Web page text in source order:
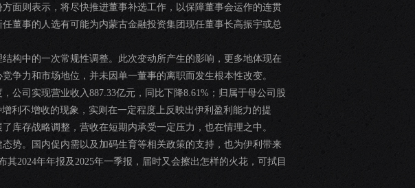
面则表示，将尽快推进董事补选工作，以保障董事会运作的连贯
董事的人选有可能为内蒙古金融投资集团现任董事长高振宇或总
构中的一次常规性调整。此次变动所产生的影响，更多地体现在
争力和市场地位，并未因单一董事的离职而发生根本性改变。
公司实现营业收入887.33亿元，同比下降8.61%；归属于母公司股
利不增收的现象，实则在一定程度上反映出伊利盈利能力的提
库存战略调整，营收在短期内承受一定压力，也在情理之中。
势。国内促内需以及加码生育等相关政策的支持，也为伊利带来
2024年年报及2025年一季报，届时又会擦出怎样的火花，可拭目